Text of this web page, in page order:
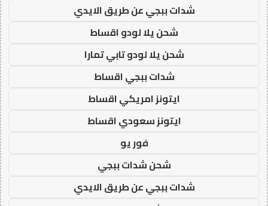
شدات ببجي عن طريق الايدي
شحن يلا لودو اقساط
شحن يلا لودو تابي تمارا
شدات ببجي اقساط
ايتونز امريكي اقساط
ايتونز سعودي اقساط
فور يو
شحن شدات ببجي
شدات ببجي عن طريق الايدي